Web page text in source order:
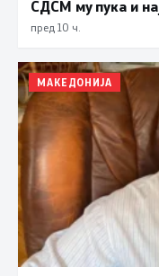
СДСМ му пука и
прифаќање на
пред 10 ч.
МАКЕДОНИЈА